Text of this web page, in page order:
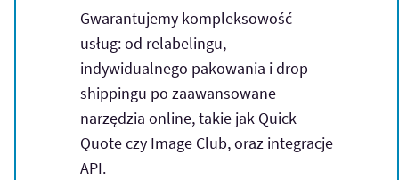
Gwarantujemy kompleksowość
usług: od relabelingu,
indywidualnego pakowania i drop-
shippingu po zaawansowane
narzędzia online, takie jak Quick
Quote czy Image Club, oraz integracje
API.